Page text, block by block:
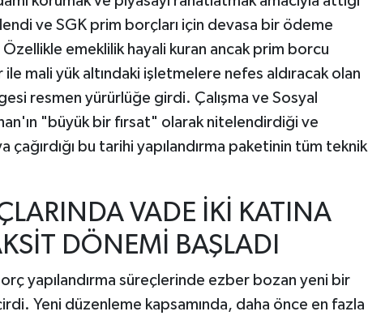
ve SGK prim borçları için devasa bir ödeme
Özellikle emeklilik hayali kuran ancak prim borcu
ile mali yük altındaki işletmelere nefes aldıracak olan
resmen yürürlüğe girdi. Çalışma ve Sosyal
"büyük bir fırsat" olarak nitelendirdiği ve
çağırdığı bu tarihi yapılandırma paketinin tüm teknik
VADE İKİ KATINA
DÖNEMİ BAŞLADI
yapılandırma süreçlerinde ezber bozan yeni bir
Yeni düzenleme kapsamında, daha önce en fazla